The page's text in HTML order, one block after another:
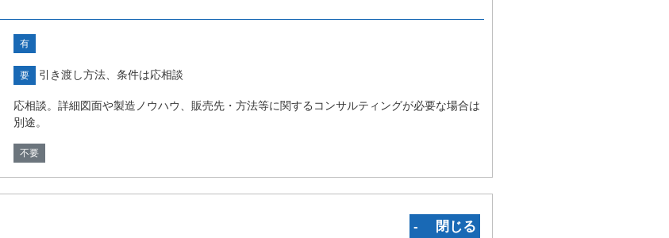
有
要 引き渡し方法、条件は応相談
応相談。詳細図面や製造ノウハウ、販売先・方法等に関するコンサルティングが必要な場合は
別途。
不要
‐ 閉じる